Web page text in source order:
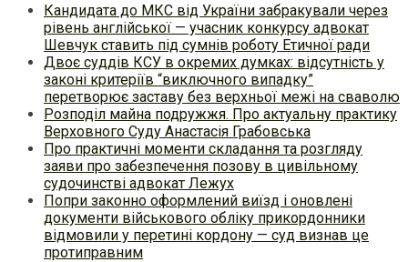
Кандидата до МКС від України забракували через
рівень англійської — учасник конкурсу адвокат
Шевчук ставить під сумнів роботу Етичної ради
Двоє суддів КСУ в окремих думках: відсутність у
законі критеріїв “виключного випадку”
перетворює заставу без верхньої межі на сваволю
Розподіл майна подружжя. Про актуальну практику
Верховного Суду Анастасія Грабовська
Про практичні моменти складання та розгляду
заяви про забезпечення позову в цивільному
судочинстві адвокат Лежух
Попри законно оформлений виїзд і оновлені
документи військового обліку прикордонники
відмовили у перетині кордону — суд визнав це
протиправним